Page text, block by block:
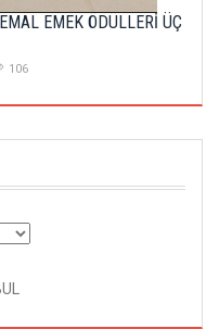
EMEK ÖDÜLLERİ ÜÇ
106